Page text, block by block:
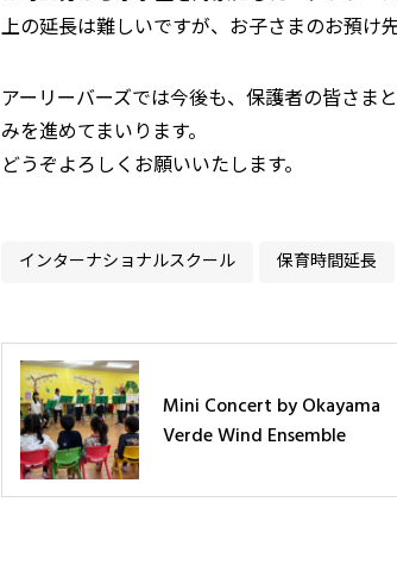
上の延長は難しいですが、お子さまのお預け
アーリーバーズでは今後も、保護者の皆さま
みを進めてまいります。
どうぞよろしくお願いいたします。
インターナショナルスクール 保育時間延長
Mini Concert by Okayama
Verde Wind Ensemble